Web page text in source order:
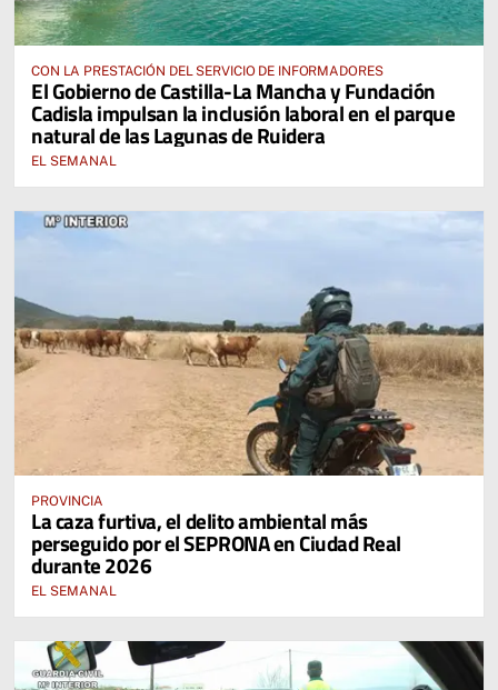
CON LA PRESTACIÓN DEL SERVICIO DE INFORMADORES
El Gobierno de Castilla-La Mancha y Fundación
Cadisla impulsan la inclusión laboral en el parque
natural de las Lagunas de Ruidera
EL SEMANAL
PROVINCIA
La caza furtiva, el delito ambiental más
perseguido por el SEPRONA en Ciudad Real
durante 2026
EL SEMANAL